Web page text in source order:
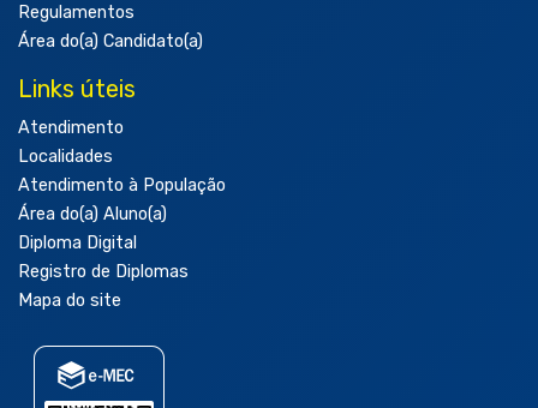
Regulamentos
Área do(a) Candidato(a)
Links úteis
Atendimento
Localidades
Atendimento à População
Área do(a) Aluno(a)
Diploma Digital
Registro de Diplomas
Mapa do site